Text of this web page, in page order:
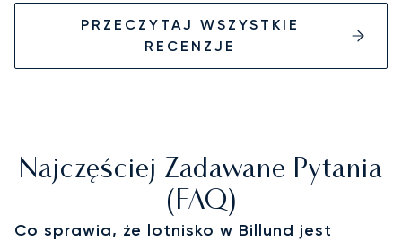
PRZECZYTAJ WSZYSTKIE
RECENZJE
Najczęściej Zadawane Pytania
(FAQ)
Co sprawia, że lotnisko w Billund jest